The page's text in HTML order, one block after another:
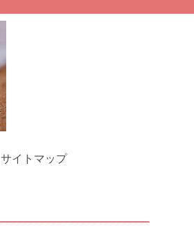
サイトマップ